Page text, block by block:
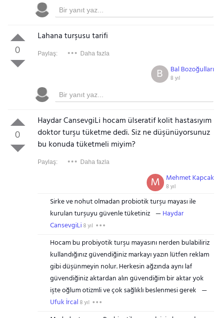
0
Lahana turşusu tarifi
Paylaş: Daha fazla
Bal Bozoğulları
8 yıl
B
0
Haydar CansevgiLi hocam ülseratif kolit hastasıyım
doktor turşu tüketme dedi. Siz ne düşünüyorsunuz
bu konuda tüketmeli miyim?
Paylaş: Daha fazla
Mehmet Kapcak
8 yıl
M
Sirke ve nohut olmadan probiotik turşu mayası ile
kurulan turşuyu güvenle tüketiniz
Haydar
CansevgiLi8 yıl
Hocam bu probiyotik turşu mayasını nerden bulabiliriz
kullandığınız güvendiğiniz markayı yazın lütfen reklam
gibi düşünmeyin nolur. Herkesin ağzında aynı laf
güvendiğiniz aktardan alın güvendiğim bir aktar yok
işte oğlum otizmli ve çok sağlıklı beslenmesi gerek
Ufuk İrcal8 yıl